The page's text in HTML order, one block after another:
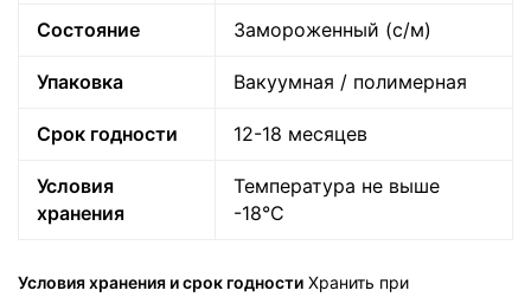
Состояние Замороженный (с/м)
Упаковка Вакуумная / полимерная
Срок годности 12-18 месяцев
Условия
хранения
Температура не выше
-18°C
Условия хранения и срок годности Хранить при